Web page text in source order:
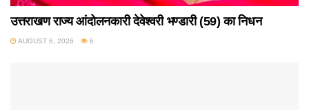
उत्तराखण राज्य आंदोलनकारी देवेश्वरी भण्डारी (59) का निधन
AUGUST 6, 2026 6